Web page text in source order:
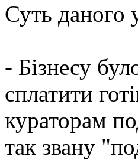
Суть даного
- Бізнесу
сплатити
кураторам
так звану